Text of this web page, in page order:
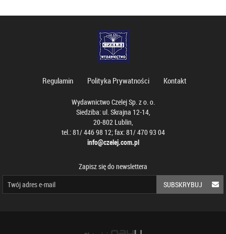
Regulamin Polityka Prywatności Kontakt
Wydawnictwo Czelej Sp. z o. o.
Siedziba: ul. Skrajna 12-14,
20-802 Lublin,
tel.: 81/ 446 98 12; fax: 81/ 470 93 04
info@czelej.com.pl
Zapisz się do newslettera
SUBSKRYBUJ